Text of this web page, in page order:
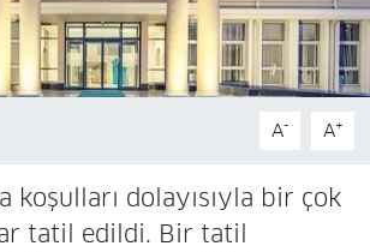
A- A+
koşulları dolayısıyla bir çok
tatil edildi. Bir tatil